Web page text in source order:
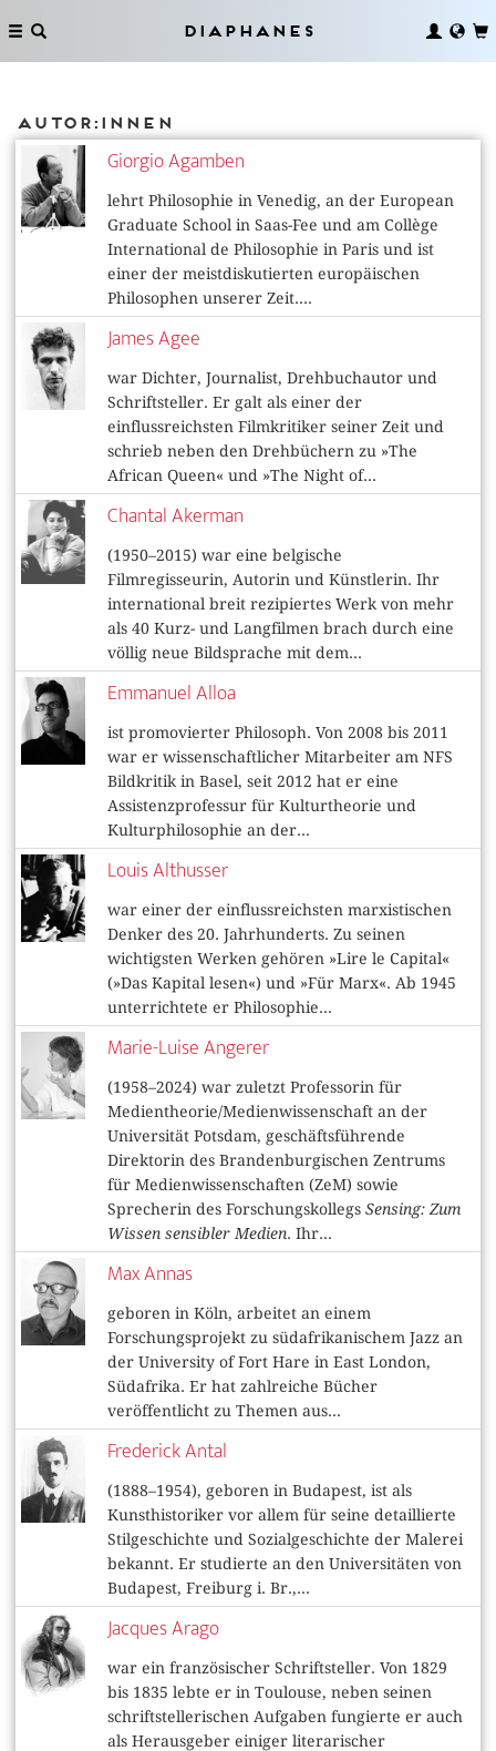
Diaphanes
Autor:innen
Giorgio Agamben
lehrt Philosophie in Venedig, an der European
Graduate School in Saas-Fee und am Collège
International de Philosophie in Paris und ist
einer der meistdiskutierten europäischen
Philosophen unserer Zeit....
James Agee
war Dichter, Journalist, Drehbuchautor und
Schriftsteller. Er galt als einer der
einflussreichsten Filmkritiker seiner Zeit und
schrieb neben den Drehbüchern zu »The
African Queen« und »The Night of...
Chantal Akerman
(1950–2015) war eine belgische
Filmregisseurin, Autorin und Künstlerin. Ihr
international breit rezipiertes Werk von mehr
als 40 Kurz- und Langfilmen brach durch eine
völlig neue Bildsprache mit dem...
Emmanuel Alloa
ist promovierter Philosoph. Von 2008 bis 2011
war er wissenschaftlicher Mitarbeiter am NFS
Bildkritik in Basel, seit 2012 hat er eine
Assistenzprofessur für Kulturtheorie und
Kulturphilosophie an der...
Louis Althusser
war einer der einflussreichsten marxistischen
Denker des 20. Jahrhunderts. Zu seinen
wichtigsten Werken gehören »Lire le Capital«
(»Das Kapital lesen«) und »Für Marx«. Ab 1945
unterrichtete er Philosophie...
Marie-Luise Angerer
(1958–2024) war zuletzt Professorin für
Medientheorie/Medienwissenschaft an der
Universität Potsdam, geschäftsführende
Direktorin des Brandenburgischen Zentrums
für Medienwissenschaften (ZeM) sowie
Sprecherin des ForschungskollegsSensing: Zum
Wissen sensibler Medien. Ihr...
Max Annas
geboren in Köln, arbeitet an einem
Forschungsprojekt zu südafrikanischem Jazz an
der University of Fort Hare in East London,
Südafrika. Er hat zahlreiche Bücher
veröffentlicht zu Themen aus...
Frederick Antal
(1888–1954), geboren in Budapest, ist als
Kunsthistoriker vor allem für seine detaillierte
Stilgeschichte und Sozialgeschichte der Malerei
bekannt. Er studierte an den Universitäten von
Budapest, Freiburg i. Br.,...
Jacques Arago
war ein französischer Schriftsteller. Von 1829
bis 1835 lebte er in Toulouse, neben seinen
schriftstellerischen Aufgaben fungierte er auch
als Herausgeber einiger literarischer